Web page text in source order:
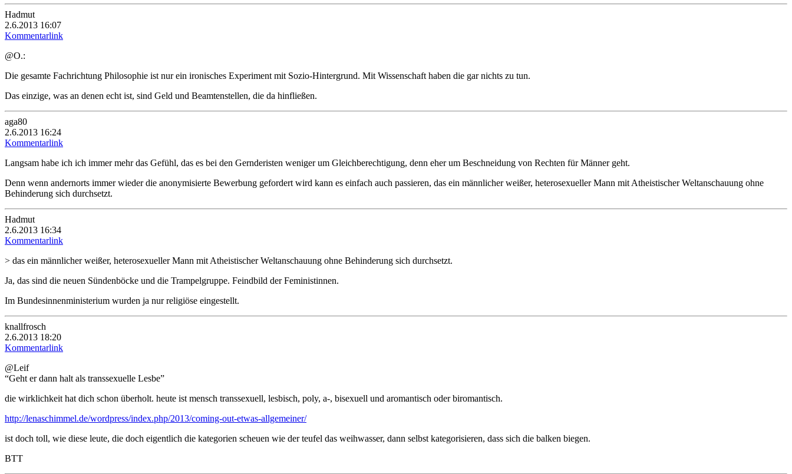
Hadmut
2.6.2013 16:07
Kommentarlink
@O.:
Die gesamte Fachrichtung Philosophie ist nur ein ironisches Experiment mit Sozio-Hintergrund. Mit Wissenschaft haben die gar nichts zu tun.
Das einzige, was an denen echt ist, sind Geld und Beamtenstellen, die da hinfließen.
aga80
2.6.2013 16:24
Kommentarlink
Langsam habe ich ich immer mehr das Gefühl, das es bei den Gernderisten weniger um Gleichberechtigung, denn eher um Beschneidung von Rechten für Männer geht.
Denn wenn andernorts immer wieder die anonymisierte Bewerbung gefordert wird kann es einfach auch passieren, das ein männlicher weißer, heterosexueller Mann mit Atheistischer Weltanschauung ohne
Behinderung sich durchsetzt.
Hadmut
2.6.2013 16:34
Kommentarlink
> das ein männlicher weißer, heterosexueller Mann mit Atheistischer Weltanschauung ohne Behinderung sich durchsetzt.
Ja, das sind die neuen Sündenböcke und die Trampelgruppe. Feindbild der Feministinnen.
Im Bundesinnenministerium wurden ja nur religiöse eingestellt.
knallfrosch
2.6.2013 18:20
Kommentarlink
@Leif
“Geht er dann halt als transsexuelle Lesbe”
die wirklichkeit hat dich schon überholt. heute ist mensch transsexuell, lesbisch, poly, a-, bisexuell und aromantisch oder biromantisch.
http://lenaschimmel.de/wordpress/index.php/2013/coming-out-etwas-allgemeiner/
ist doch toll, wie diese leute, die doch eigentlich die kategorien scheuen wie der teufel das weihwasser, dann selbst kategorisieren, dass sich die balken biegen.
BTT